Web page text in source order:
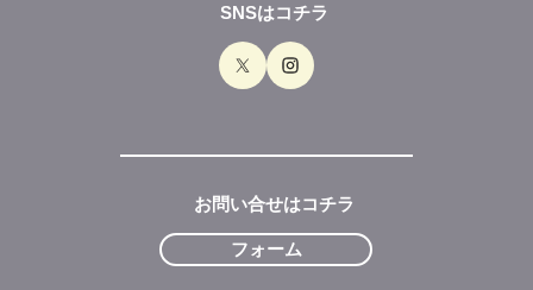
SNSはコチラ
お問い合せはコチラ
フォーム